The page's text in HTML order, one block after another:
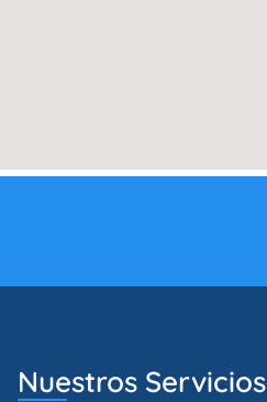
Nuestros Servicios